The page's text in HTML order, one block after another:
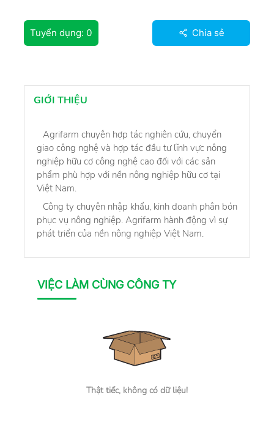
Tuyển dụng: 0 Chia sẻ
GIỚI THIỆU
Agrifarm chuyên hợp tác nghiên cứu, chuyển
giao công nghệ và hợp tác đầu tư lĩnh vực nông
nghiệp hữu cơ công nghệ cao đối với các sản
phẩm phù hợp với nền nông nghiệp hữu cơ tại
Việt Nam.
Công ty chuyên nhập khẩu, kinh doanh phân bón
phục vụ nông nghiệp. Agrifarm hành động vì sự
phát triển của nền nông nghiệp Việt Nam.
VIỆC LÀM CÙNG CÔNG TY
Thật tiếc, không có dữ liệu!